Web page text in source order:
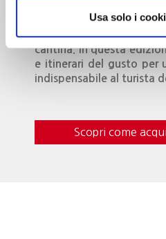
Usa solo i
viaggio”. Oltre 700
curiosità, eventi da
cantina. In questa
e itinerari del gusto per
indispensabile al turista
Scopri come